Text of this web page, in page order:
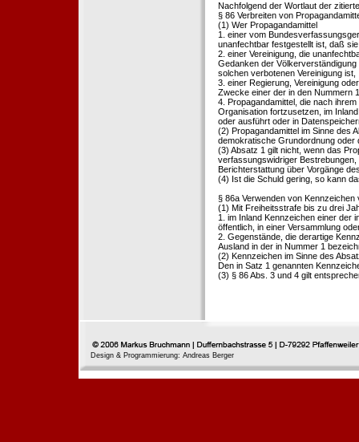
Nachfolgend der Wortlaut der
§ 86 Verbreiten von
(1) Wer Propagandamittel
1. einer vom
unanfechtbar festgestellt ist, daß
2. einer Vereinigung, die
Gedanken der
solchen verbotenen Vereinigung ist,
3. einer Regierung, Vereinigung
Zwecke einer der in den Nummern
4. Propagandamittel, die nach
Organisation fortzusetzen, im
oder ausführt oder in
(2) Propagandamittel im Sinne des
demokratische Grundordnung oder
(3) Absatz 1 gilt nicht, wenn das
verfassungswidriger
Berichterstattung über Vorgänge
(4) Ist die Schuld gering, so kann
§ 86a Verwenden von
(1) Mit Freiheitsstrafe bis zu drei
1. im Inland Kennzeichen einer der
öffentlich, in einer Versammlung
2. Gegenstände, die derartige
Ausland in der in Nummer 1
(2) Kennzeichen im Sinne des
Den in Satz 1 genannten
(3) § 86 Abs. 3 und 4 gilt
Design & Programmierung: Andreas Berger